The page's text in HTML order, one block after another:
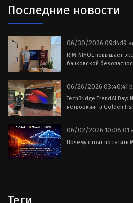
Последние новости
06/30/2026 09:14:19
RIM-NIHOL повышает
банковской
06/26/2026 03:40:41
TechBridge TrendAI Day:
нетворкинг в Golden
06/02/2026 10:08:01
Почему стоит посетить